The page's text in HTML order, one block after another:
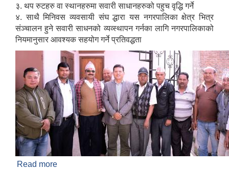
३. थप रुटहरु वा स्थानहरुमा सवारी साधानहरुको पहुच वृद्धि गर्ने
४. साथै मिनिवस व्यवसायी संघ द्धारा यस नगरपालिका क्षेत्र भित्र
संञ्चालन हुने सवारी साधनको व्यव्स्थापन गर्नका लागि नगरपालिकाको
नियमानुसार आवश्यक सहयोग गर्ने प्रतिवद्धता
Read more